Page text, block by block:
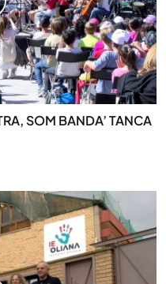
SOM BANDA’ TANCA